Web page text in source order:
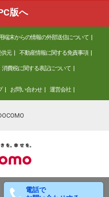
版へ
端末からの情報の外部送信について
元 不動産情報に関する免責事項
消費税に関する表記について
お問い合わせ 運営会社
電話で